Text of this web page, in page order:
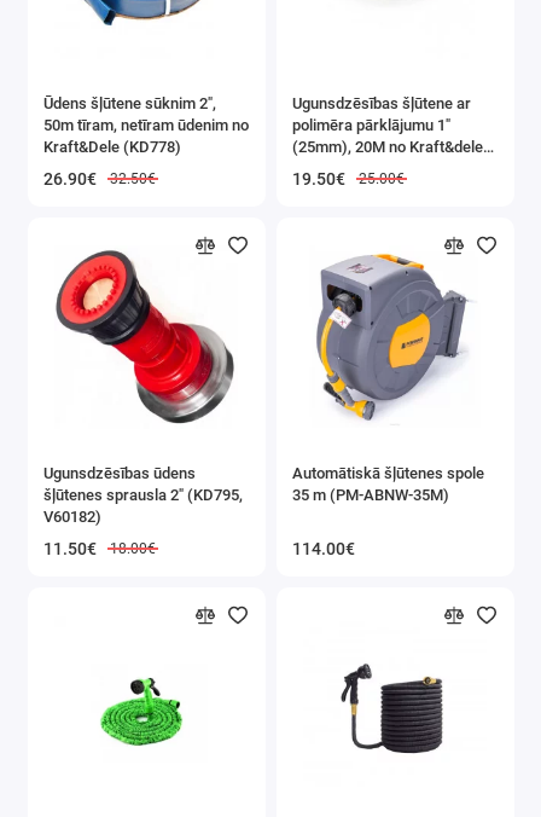
Ūdens šļūtene sūknim 2",
50m tīram, netīram ūdenim no
Kraft&Dele (KD778)
26.90€ 32.50€
Ugunsdzēsības šļūtene ar
polimēra pārklājumu 1"
(25mm), 20M no Kraft&dele
19.50€ 25.00€
Ugunsdzēsības ūdens
šļūtenes sprausla 2" (KD795,
V60182)
11.50€ 18.00€
Automātiskā šļūtenes spole
35 m (PM-ABNW-35M)
114.00€